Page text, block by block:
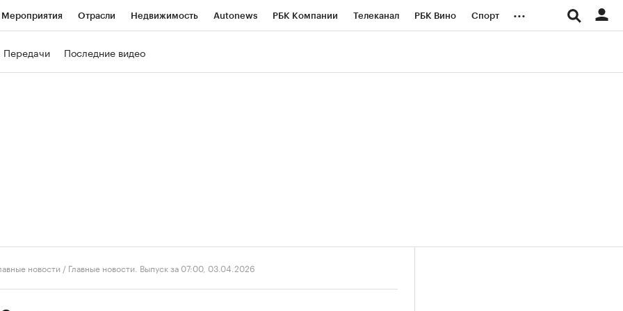
Мероприятия Отрасли Недвижимость Autonews РБК Компании Телеканал РБК Вино Спорт ...
Передачи Последние видео
новости / Главные новости. Выпуск за 07:00, 03.04.2026